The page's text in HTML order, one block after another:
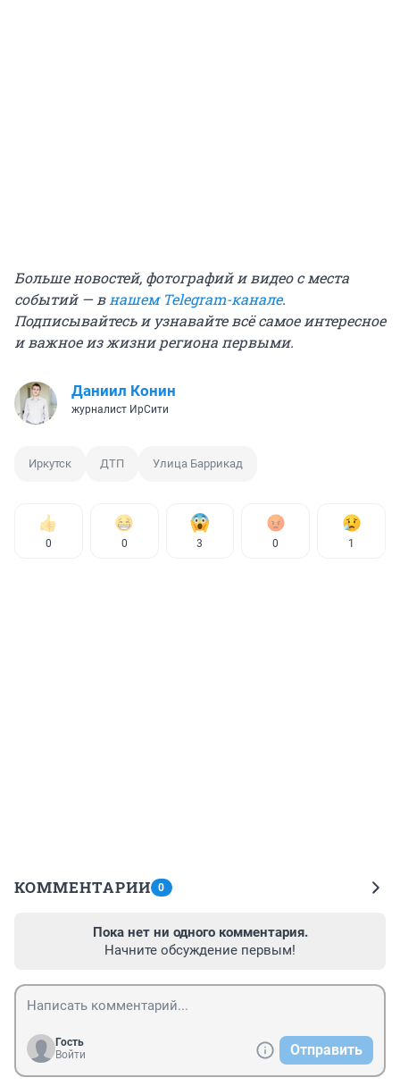
Больше новостей, фотографий и видео с места
событий — в нашем Telegram-канале.
Подписывайтесь и узнавайте всё самое интересное
и важное из жизни региона первыми.
Даниил Конин
журналист ИрСити
Иркутск ДТП Улица Баррикад
0 0 3 0 1
КОММЕНТАРИИ 0
Пока нет ни одного комментария.
Начните обсуждение первым!
Гость
Войти
Отправить